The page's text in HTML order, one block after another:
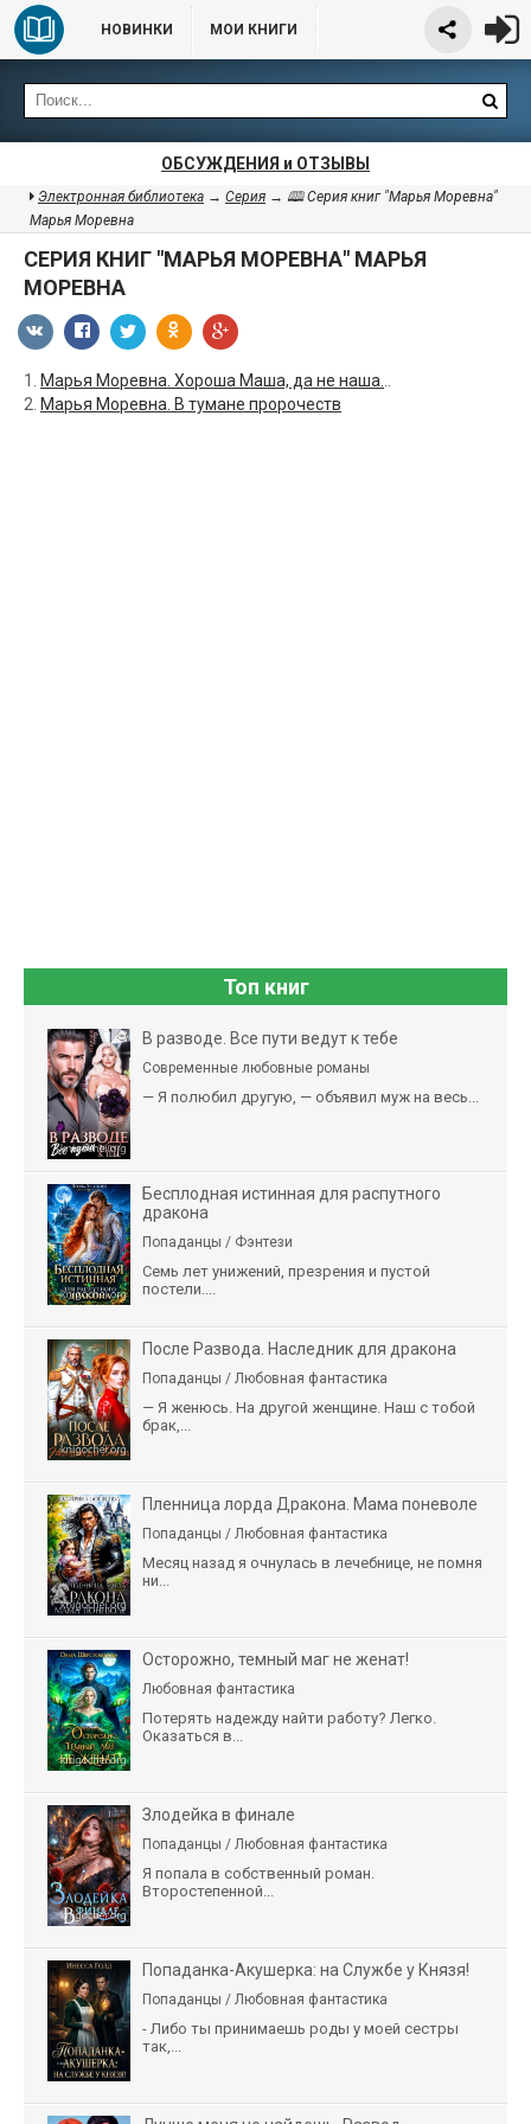
НОВИНКИ МОИ КНИГИ
ОБСУЖДЕНИЯ и ОТЗЫВЫ
Электронная библиотека → Серия → 🕮 Серия книг "Марья Моревна"
Марья Моревна
СЕРИЯ КНИГ "МАРЬЯ МОРЕВНА" МАРЬЯ
МОРЕВНА
1. Марья Моревна. Хороша Маша, да не наша.
2. Марья Моревна. В тумане пророчеств
Топ книг
В разводе. Все пути ведут к тебе
Современные любовные романы
— Я полюбил другую, — объявил муж на весь...
Бесплодная истинная для распутного
дракона
Попаданцы / Фэнтези
Семь лет унижений, презрения и пустой
постели....
После Развода. Наследник для дракона
Попаданцы / Любовная фантастика
— Я женюсь. На другой женщине. Наш с тобой
брак,...
Пленница лорда Дракона. Мама поневоле
Попаданцы / Любовная фантастика
Месяц назад я очнулась в лечебнице, не помня
ни...
Осторожно, темный маг не женат!
Любовная фантастика
Потерять надежду найти работу? Легко.
Оказаться в...
Злодейка в финале
Попаданцы / Любовная фантастика
Я попала в собственный роман.
Второстепенной...
Попаданка-Акушерка: на Службе у Князя!
Попаданцы / Любовная фантастика
- Либо ты принимаешь роды у моей сестры
так,...